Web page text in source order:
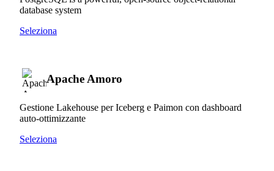
database system
Seleziona
Apache Amoro
Gestione Lakehouse per Iceberg e Paimon con dashboard
auto-ottimizzante
Seleziona